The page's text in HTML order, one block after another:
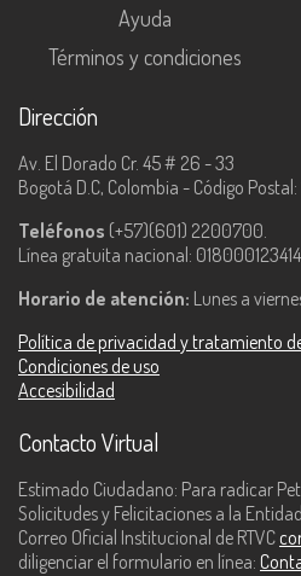
Ayuda
Términos y condiciones
Dirección
Av. El Dorado Cr. 45 # 26 - 33
Bogotá D.C, Colombia - Código Postal:
Teléfonos (+57)(601) 2200700.
Línea gratuita nacional: 018000123414.
Horario de atención: Lunes a
Política de privacidad y tratamiento
Condiciones de uso
Accesibilidad
Contacto Virtual
Estimado Ciudadano: Para radicar
Solicitudes y Felicitaciones a la
Correo Oficial Institucional de RTVC
diligenciar el formulario en línea: